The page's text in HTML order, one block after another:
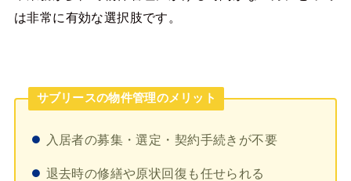
は非常に有効な選択肢です。
サブリースの物件管理のメリット
入居者の募集・選定・契約手続きが不要
退去時の修繕や原状回復も任せられる